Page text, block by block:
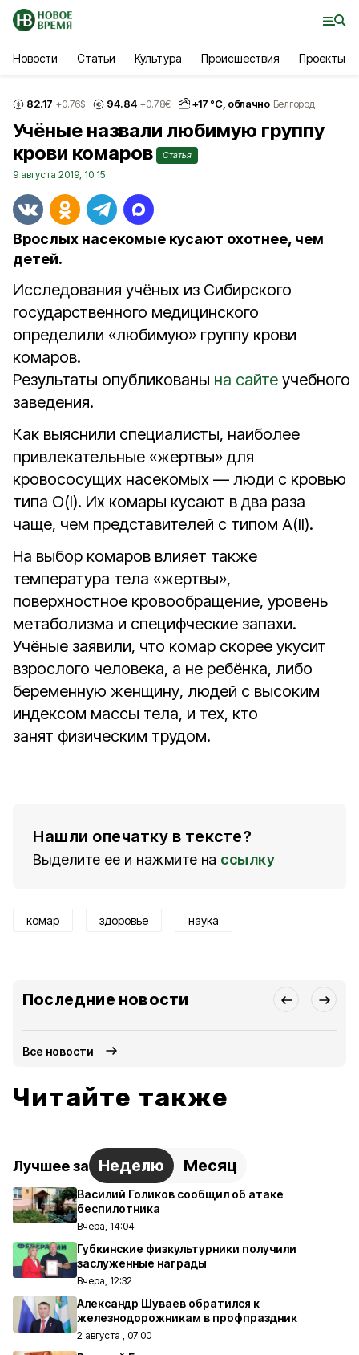
Новости Статьи Культура Происшествия Проекты
82.17 +0.76$ 94.84 +0.78€ +17 °С, облачно Белгород
Учёные назвали любимую группу
крови комаров
Статья
9 августа 2019, 10:15
Врослых насекомые кусают охотнее, чем
детей.
Исследования учёных из Сибирского
государственного медицинского
определили «любимую» группу крови
комаров.
Результаты опубликованы на сайте учебного
заведения.
Как выяснили специалисты, наиболее
привлекательные «жертвы» для
кровососущих насекомых — люди с кровью
типа О(I). Их комары кусают в два раза
чаще, чем представителей с типом А(II).
На выбор комаров влияет также
температура тела «жертвы»,
поверхностное кровообращение, уровень
метаболизма и специфческие запахи.
Учёные заявили, что комар скорее укусит
взрослого человека, а не ребёнка, либо
беременную женщину, людей с высоким
индексом массы тела, и тех, кто
занят физическим трудом.
Нашли опечатку в тексте?
Выделите ее и нажмите на ссылку
комар здоровье наука
Последние новости
Все новости
Читайте также
Лучшее за Неделю Месяц
Василий Голиков сообщил об атаке
беспилотника
Вчера, 14:04
Губкинские физкультурники получили
заслуженные награды
Вчера, 12:32
Александр Шуваев обратился к
железнодорожникам в профпраздник
2 августа , 07:00